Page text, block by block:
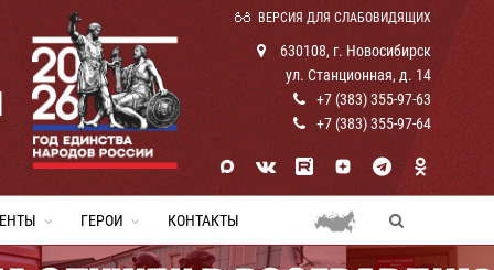
ВЕРСИЯ ДЛЯ СЛАБОВИДЯЩИХ
630108, г. Новосибирск
ул. Станционная, д. 14
+7 (383) 355-97-63
+7 (383) 355-97-64
ГЕРОИ КОНТАКТЫ